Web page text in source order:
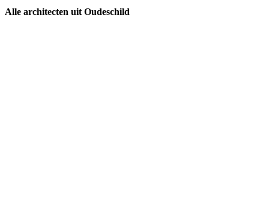
Alle architecten uit Oudeschild